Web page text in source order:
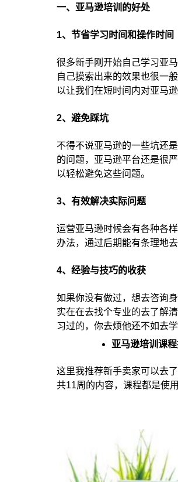
一、亚马逊培训的好处
1、节省学习时间和操作时间
很多新手刚开始自己学习亚
自己摸索出来的效果也很一
以让我们在短时间内对亚马
2、避免踩坑
不得不说亚马逊的一些坑还
的问题，亚马逊平台还是很
以轻松避免这些问题。
3、有效解决实际问题
运营亚马逊时候会有各种各
办法，通过后期能有条理地
4、经验与技巧的收获
如果你没有做过，想去咨询
实在在去找个专业的去了解
习过的，你去烦他还不如去
亚马逊培训课
这里我推荐新手卖家可以去
共11周的内容，课程都是使